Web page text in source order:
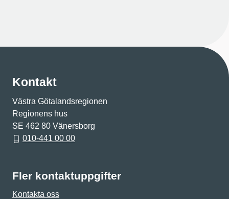
Kontakt
Västra Götalandsregionen
Regionens hus
SE 462 80 Vänersborg
010-441 00 00
Fler kontaktuppgifter
Kontakta oss